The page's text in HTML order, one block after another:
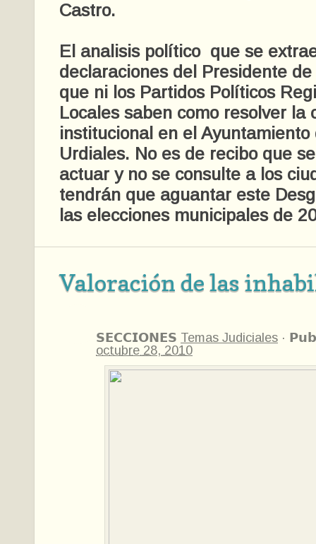
Castro.
El analisis político que se
declaraciones del Presidente
que ni los Partidos Políticos
Locales saben como resolver la
institucional en el Ayuntamiento
Urdiales. No es de recibo que
actuar y no se consulte a los
tendrán que aguantar este
las elecciones municipales de
Valoración de las
𝗦𝗘𝗖𝗖𝗜𝗢𝗡𝗘𝗦 Temas Judiciales ·
octubre 28, 2010